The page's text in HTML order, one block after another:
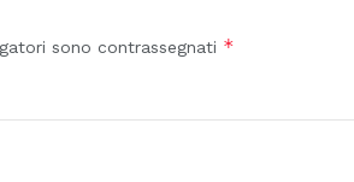
sono contrassegnati *